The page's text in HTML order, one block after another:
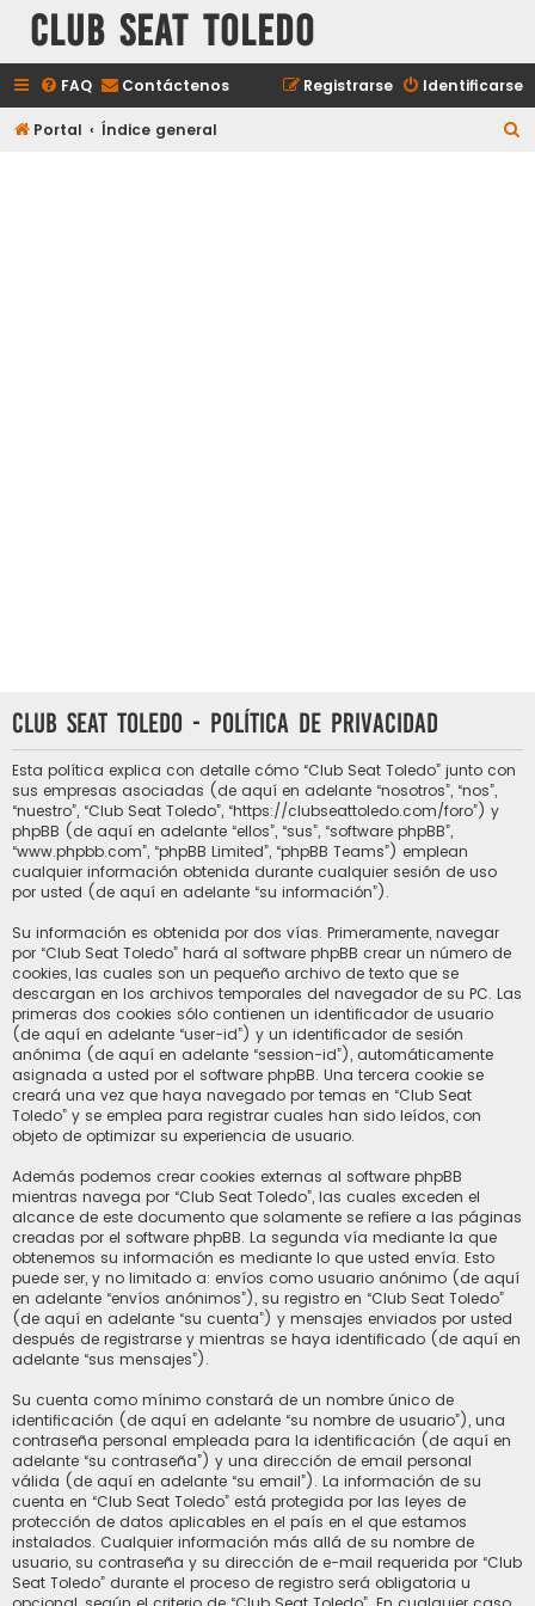
Club Seat Toledo
FAQ Contáctenos Identificarse
Registrarse
Portal Índice general
Club Seat Toledo - Política de privacidad
Esta política explica con detalle cómo “Club Seat Toledo” junto con
sus empresas asociadas (de aquí en adelante “nosotros”, “nos”,
“nuestro”, “Club Seat Toledo”, “https://clubseattoledo.com/foro”) y
phpBB (de aquí en adelante “ellos”, “sus”, “software phpBB”,
“www.phpbb.com”, “phpBB Limited”, “phpBB Teams”) emplean
cualquier información obtenida durante cualquier sesión de uso
por usted (de aquí en adelante “su información”).
Su información es obtenida por dos vías. Primeramente, navegar
por “Club Seat Toledo” hará al software phpBB crear un número de
cookies, las cuales son un pequeño archivo de texto que se
descargan en los archivos temporales del navegador de su PC. Las
primeras dos cookies sólo contienen un identificador de usuario
(de aquí en adelante “user-id”) y un identificador de sesión
anónima (de aquí en adelante “session-id”), automáticamente
asignada a usted por el software phpBB. Una tercera cookie se
creará una vez que haya navegado por temas en “Club Seat
Toledo” y se emplea para registrar cuales han sido leídos, con
objeto de optimizar su experiencia de usuario.
Además podemos crear cookies externas al software phpBB
mientras navega por “Club Seat Toledo”, las cuales exceden el
alcance de este documento que solamente se refiere a las páginas
creadas por el software phpBB. La segunda vía mediante la que
obtenemos su información es mediante lo que usted envía. Esto
puede ser, y no limitado a: envíos como usuario anónimo (de aquí
en adelante “envíos anónimos”), su registro en “Club Seat Toledo”
(de aquí en adelante “su cuenta”) y mensajes enviados por usted
después de registrarse y mientras se haya identificado (de aquí en
adelante “sus mensajes”).
Su cuenta como mínimo constará de un nombre único de
identificación (de aquí en adelante “su nombre de usuario”), una
contraseña personal empleada para la identificación (de aquí en
adelante “su contraseña”) y una dirección de email personal
válida (de aquí en adelante “su email”). La información de su
cuenta en “Club Seat Toledo” está protegida por las leyes de
protección de datos aplicables en el país en el que estamos
instalados. Cualquier información más allá de su nombre de
usuario, su contraseña y su dirección de e-mail requerida por “Club
Seat Toledo” durante el proceso de registro será obligatoria u